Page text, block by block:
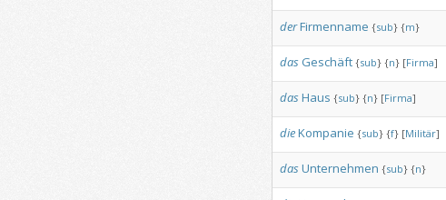
derFirmenname {sub} {m}
das Geschäft {sub} {n}[Firma]
dasHaus {sub} {n}[Firma]
dieKompanie {sub} {f}[Militär]
dasUnternehmen {sub} {n}